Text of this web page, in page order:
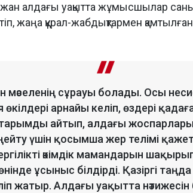
алдағы уақытта жұмысшылар
жаңа құрал-жабдықтармен қамтылған
мәселенің сұрауы болады. Осы
арнайы келіп, өздері
айтып, алдағы
үшін қосымша жер телімі
әкімдік мамандарын
ұсыныс білдірді. Қазіргі
жатыр. Алдағы уақытта нәтижесін